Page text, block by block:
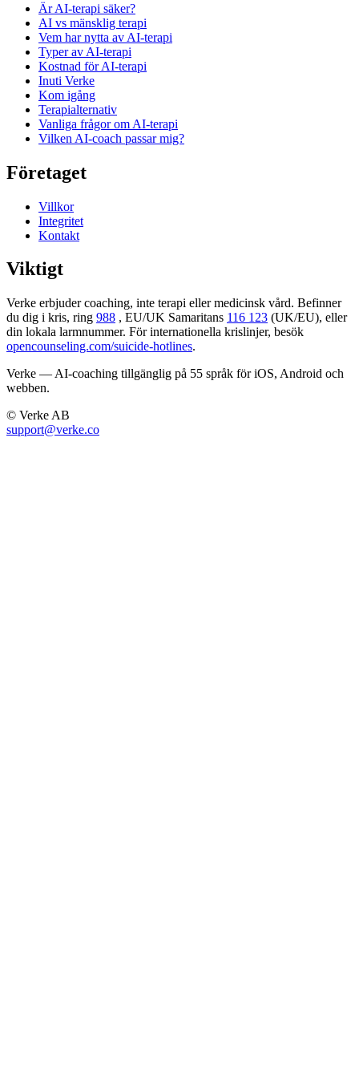
Är AI-terapi säker?
AI vs mänsklig terapi
Vem har nytta av AI-terapi
Typer av AI-terapi
Kostnad för AI-terapi
Inuti Verke
Kom igång
Terapi­alternativ
Vanliga frågor om AI-terapi
Vilken AI-coach passar mig?
Företaget
Villkor
Integritet
Kontakt
Viktigt
Verke erbjuder coaching, inte terapi eller medicinsk vård. Befinner
du dig i kris, ring 988 , EU/UK Samaritans 116 123 (UK/EU), eller
din lokala larmnummer. För internationella krislinjer, besök
opencounseling.com/suicide-hotlines.
Verke — AI-coaching tillgänglig på 55 språk för iOS, Android och
webben.
© Verke AB
support@verke.co